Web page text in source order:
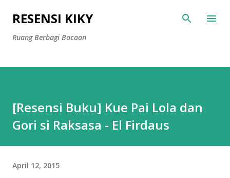
Langsung ke konten utama
RESENSI KIKY
Ruang Berbagi Bacaan
[Resensi Buku] Kue Pai Lola dan
Gori si Raksasa - El Firdaus
April 12, 2015